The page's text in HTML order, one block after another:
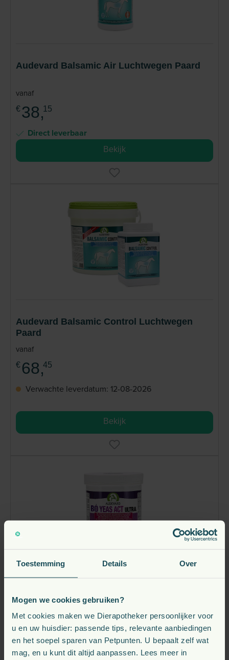
Toestemming Details Over
Mogen we cookies gebruiken?
Met cookies maken we Dierapotheker persoonlijker voor
u en uw huisdier: passende tips, relevante aanbiedingen
en het soepel sparen van Petpunten. U bepaalt zelf wat
mag, en u kunt dit altijd aanpassen. Lees meer in
Audevard Balsamic Air Luchtwegen Paard
vanaf
€ 38,15
Direct leverbaar
Bekijk
Audevard Balsamic Control Luchtwegen
Paard
vanaf
€ 68,45
Verwachte leverdatum: 12-08-2026
Bekijk
vanaf
58,